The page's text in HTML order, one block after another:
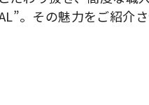
。その魅力をご紹介